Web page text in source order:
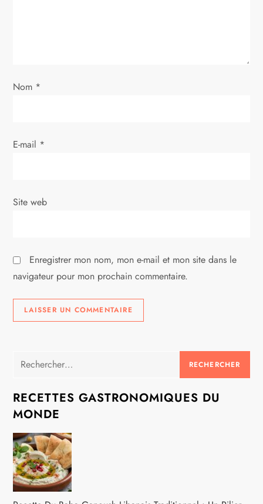
a
t
c
e
Nom *
E-mail *
Site web
Enregistrer mon nom, mon e-mail et mon site dans le
navigateur pour mon prochain commentaire.
Rechercher :
RECETTES GASTRONOMIQUES DU
MONDE